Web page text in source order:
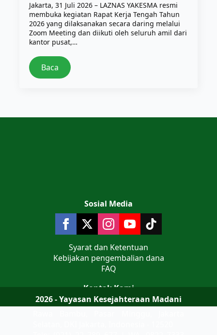
Jakarta, 31 Juli 2026 – LAZNAS YAKESMA resmi
membuka kegiatan Rapat Kerja Tengah Tahun
2026 yang dilaksanakan secara daring melalui
Zoom Meeting dan diikuti oleh seluruh amil dari
kantor pusat,…
Baca
Kontak Kami
Jalan Teluk Jakarta No 9 Komplek AL
Sosial Media
Syarat dan Ketentuan
Kebijakan pengembalian dana
FAQ
2026 - Yayasan Kesejahteraan Madani